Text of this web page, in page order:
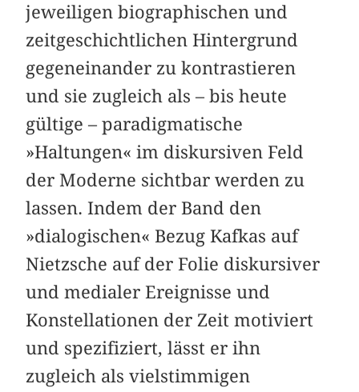
jeweiligen biographischen und
zeitgeschichtlichen Hintergrund
gegeneinander zu kontrastieren
und sie zugleich als – bis heute
gültige – paradigmatische
»Haltungen« im diskursiven Feld
der Moderne sichtbar werden zu
lassen. Indem der Band den
»dialogischen« Bezug Kafkas auf
Nietzsche auf der Folie diskursiver
und medialer Ereignisse und
Konstellationen der Zeit motiviert
und spezifiziert, lässt er ihn
zugleich als vielstimmigen